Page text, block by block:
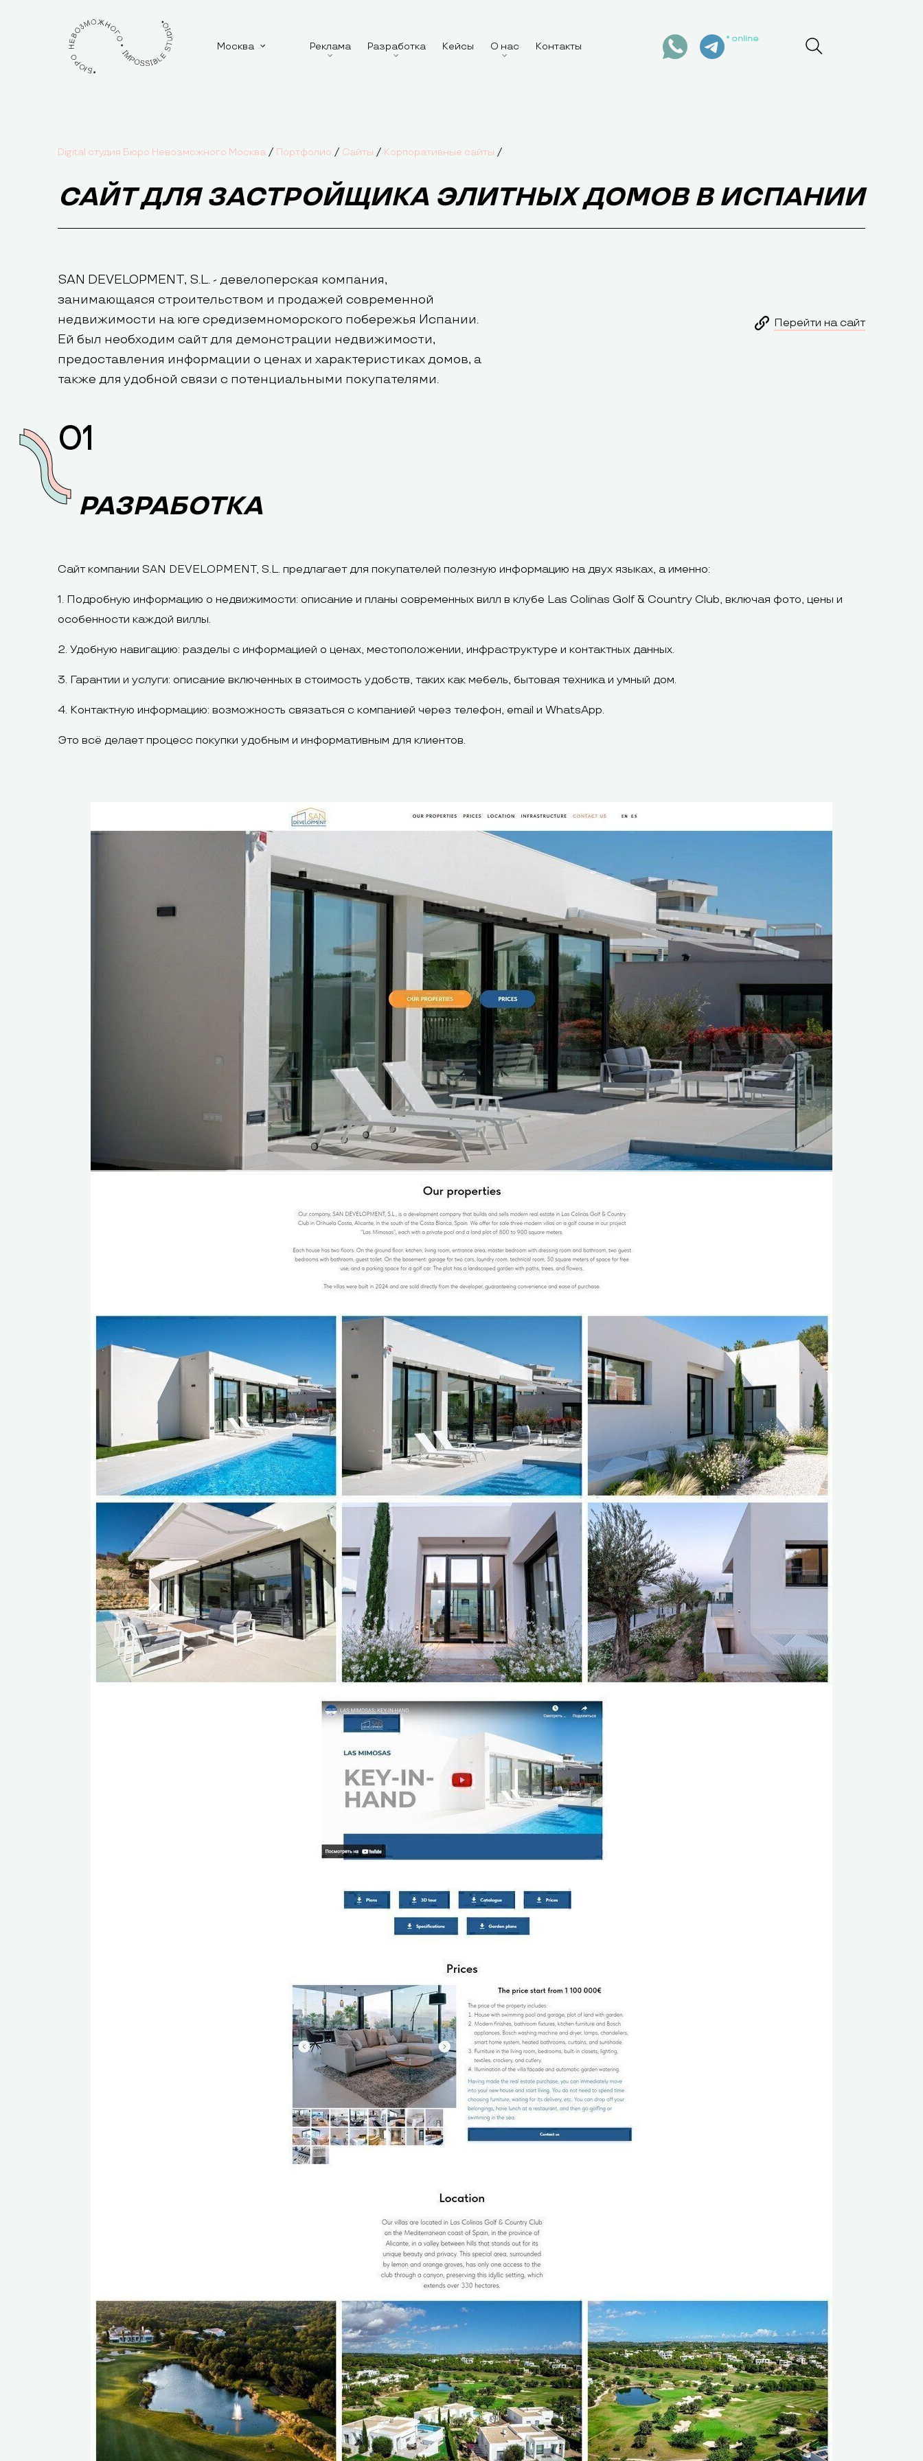
Москва Реклама Разработка Кейсы О нас Контакты
online
Digital студия Бюро Невозможного Москва / Портфолио / Сайты / Корпоративные сайты /
САЙТ ДЛЯ ЗАСТРОЙЩИКА ЭЛИТНЫХ ДОМОВ В ИСПАНИИ
SAN DEVELOPMENT, S.L. - девелоперская компания,
занимающаяся строительством и продажей современной
недвижимости на юге средиземноморского побережья Испании.
Ей был необходим сайт для демонстрации недвижимости,
предоставления информации о ценах и характеристиках домов, а
также для удобной связи с потенциальными покупателями.
Перейти на сайт
01
РАЗРАБОТКА
Сайт компании SAN DEVELOPMENT, S.L. предлагает для покупателей полезную информацию на двух языках, а именно:
1. Подробную информацию о недвижимости: описание и планы современных вилл в клубе Las Colinas Golf & Country Club, включая фото, цены и
особенности каждой виллы.
2. Удобную навигацию: разделы с информацией о ценах, местоположении, инфраструктуре и контактных данных.
3. Гарантии и услуги: описание включенных в стоимость удобств, таких как мебель, бытовая техника и умный дом.
4. Контактную информацию: возможность связаться с компанией через телефон, email и WhatsApp.
Это всё делает процесс покупки удобным и информативным для клиентов.